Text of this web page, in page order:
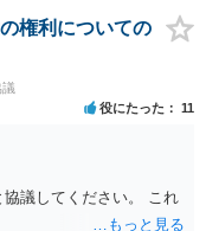
は出来ない。俺は携帯電
話は聞かなくて良い」と
毒が入っている」「体
です。 当時の診療記
士に面談で相談された
権利についての
役にたった 11
議してください。 これ